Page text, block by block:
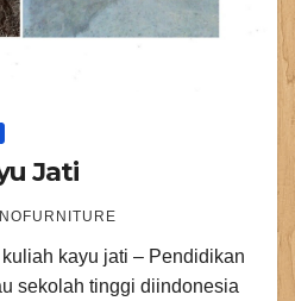
Jati
kayu jati – Pendidikan
sekolah tinggi diindonesia